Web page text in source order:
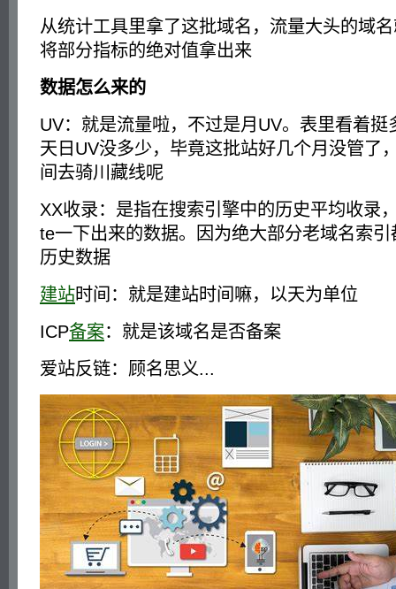
从统计工具里拿了这批域名，流量大头的域
将部分指标的绝对值拿出来
数据怎么来的
UV：就是流量啦，不过是月UV。表里看着挺
天日UV没多少，毕竟这批站好几个月没管了
间去骑川藏线呢
XX收录：是指在搜索引擎中的历史平均收录
te一下出来的数据。因为绝大部分老域名索
历史数据
建站时间：就是建站时间嘛，以天为单位
ICP备案：就是该域名是否备案
爱站反链：顾名思义...